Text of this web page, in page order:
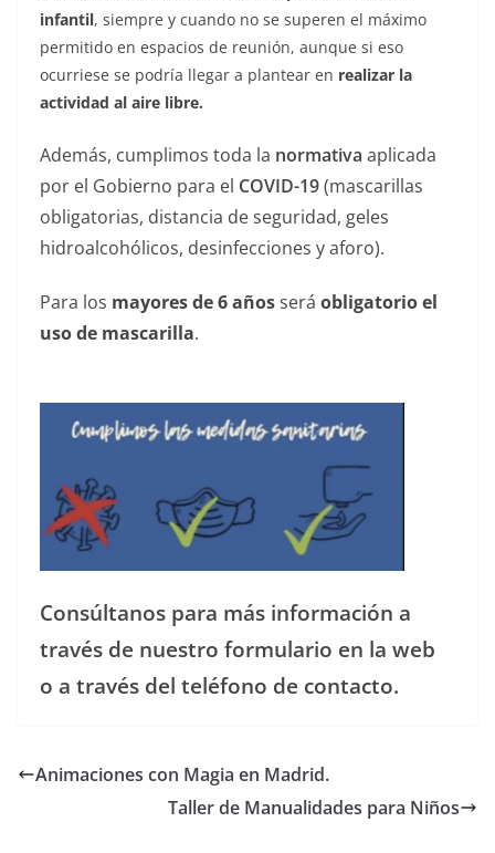
infantil, siempre y cuando no se superen el máximo
permitido en espacios de reunión, aunque si eso
ocurriese se podría llegar a plantear en realizar la
actividad al aire libre.
Además, cumplimos toda la normativa aplicada
por el Gobierno para el COVID-19(mascarillas
obligatorias, distancia de seguridad, geles
hidroalcohólicos, desinfecciones y aforo).
Para los mayores de 6 añosserá obligatorio el
uso de mascarilla.
Consúltanos para más información a
través de nuestro formulario en la web
o a través del teléfono de contacto.
Animaciones con Magia en Madrid.
Taller de Manualidades para Niños